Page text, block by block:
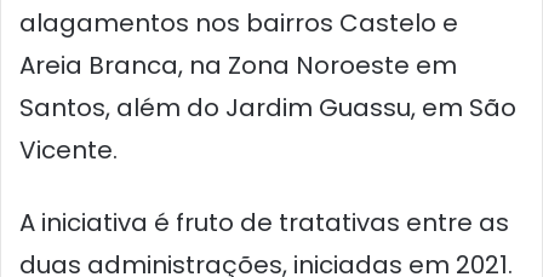
alagamentos nos bairros Castelo e
Areia Branca, na Zona Noroeste em
Santos, além do Jardim Guassu, em São
Vicente.
A iniciativa é fruto de tratativas entre as
duas administrações, iniciadas em 2021.